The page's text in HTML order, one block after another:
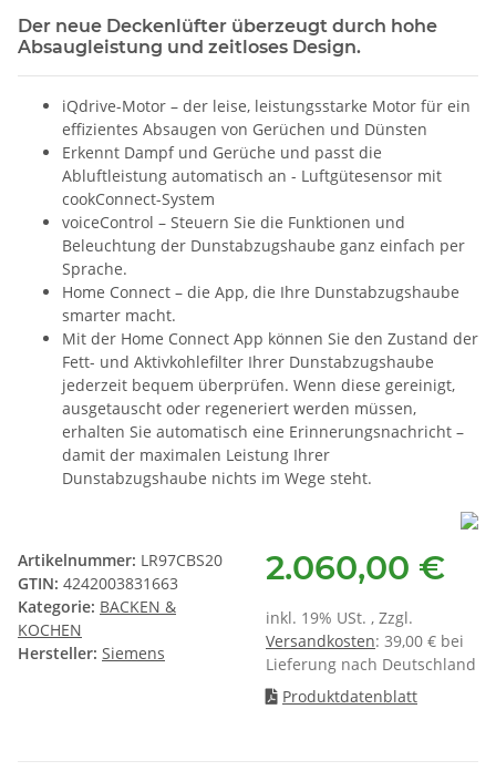
Der neue Deckenlüfter überzeugt durch hohe
Absaugleistung und zeitloses Design.
iQdrive-Motor – der leise, leistungsstarke Motor für ein
effizientes Absaugen von Gerüchen und Dünsten
Erkennt Dampf und Gerüche und passt die
Abluftleistung automatisch an - Luftgütesensor mit
cookConnect-System
voiceControl – Steuern Sie die Funktionen und
Beleuchtung der Dunstabzugshaube ganz einfach per
Sprache.
Home Connect – die App, die Ihre Dunstabzugshaube
smarter macht.
Mit der Home Connect App können Sie den Zustand der
Fett- und Aktivkohlefilter Ihrer Dunstabzugshaube
jederzeit bequem überprüfen. Wenn diese gereinigt,
ausgetauscht oder regeneriert werden müssen,
erhalten Sie automatisch eine Erinnerungsnachricht –
damit der maximalen Leistung Ihrer
Dunstabzugshaube nichts im Wege steht.
Artikelnummer: LR97CBS20
GTIN: 4242003831663
Kategorie: BACKEN &
KOCHEN
Hersteller: Siemens
2.060,00 €
inkl. 19% USt. , Zzgl.
Versandkosten: 39,00 € bei
Lieferung nach Deutschland
Produktdatenblatt